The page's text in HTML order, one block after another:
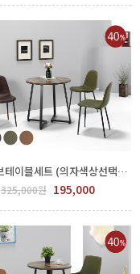
레카 러브테이블세트 (의자색상선택) FPP76-0008.9
325,000원 195,000